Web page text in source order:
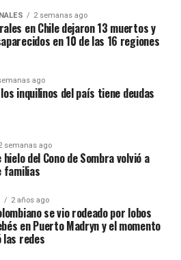
2 semanas ago
en Chile dejaron 13 muertos y
en 10 de las 16 regiones
ago
inquilinos del país tiene deudas
semanas ago
del Cono de Sombra volvió a
familias
2 años ago
se vio rodeado por lobos
en Puerto Madryn y el momento
redes